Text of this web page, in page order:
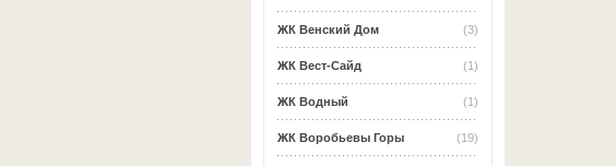
(3)
ЖК Венский Дом
(1)
ЖК Вест-Сайд
(1)
ЖК Водный
(19)
ЖК Воробьевы Горы